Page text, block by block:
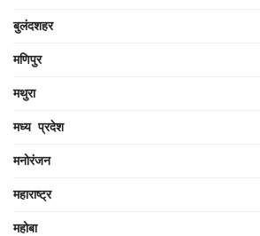
बुलंदशहर
मणिपुर
मथुरा
मध्य प्रदेश
मनोरंजन
महाराष्ट्र
महोबा